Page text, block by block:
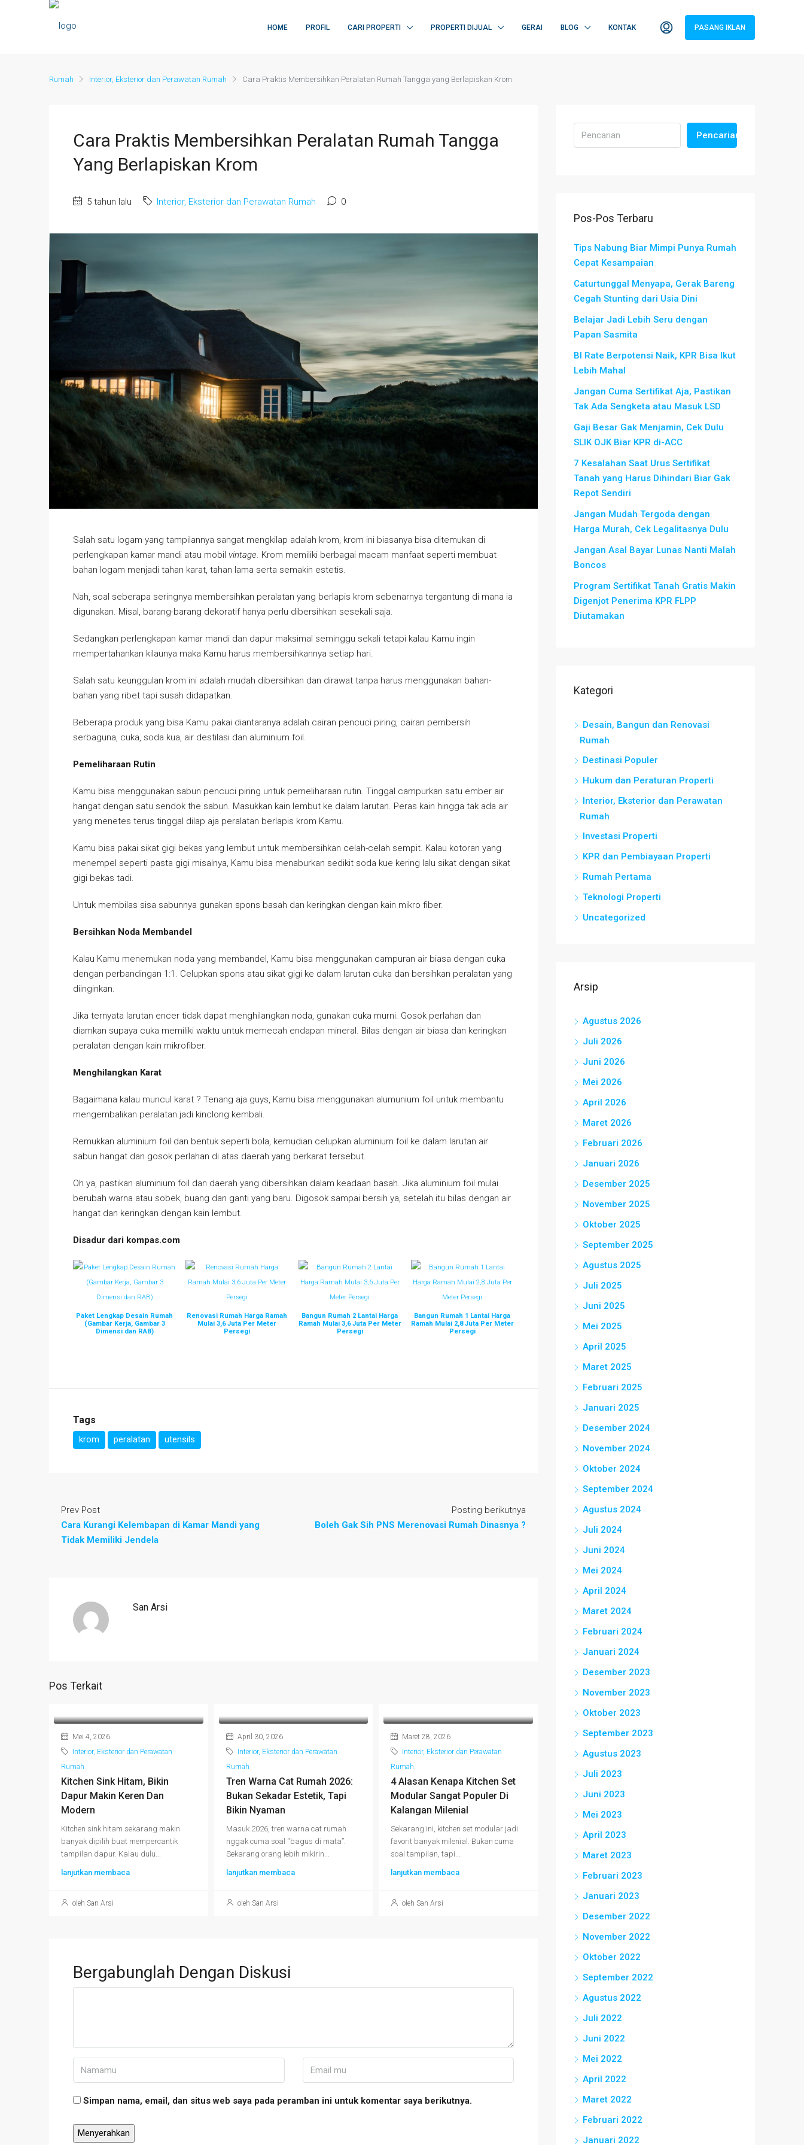
HOME PROFIL CARI PROPERTI PROPERTI DIJUAL GERAI BLOG KONTAK PASANG IKLAN
Rumah Interior, Eksterior dan Perawatan Rumah Cara Praktis Membersihkan Peralatan Rumah Tangga yang Berlapiskan Krom
Cara Praktis Membersihkan Peralatan Rumah Tangga
Yang Berlapiskan Krom
5 tahun lalu Interior, Eksterior dan Perawatan Rumah 0
Salah satu logam yang tampilannya sangat mengkilap adalah krom, krom ini biasanya bisa ditemukan di
perlengkapan kamar mandi atau mobil vintage . Krom memiliki berbagai macam manfaat seperti membuat
bahan logam menjadi tahan karat, tahan lama serta semakin estetis.
Nah, soal seberapa seringnya membersihkan peralatan yang berlapis krom sebenarnya tergantung di mana ia
digunakan. Misal, barang-barang dekoratif hanya perlu dibersihkan sesekali saja.
Sedangkan perlengkapan kamar mandi dan dapur maksimal seminggu sekali tetapi kalau Kamu ingin
mempertahankan kilaunya maka Kamu harus membersihkannya setiap hari.
Salah satu keunggulan krom ini adalah mudah dibersihkan dan dirawat tanpa harus menggunakan bahan-
bahan yang ribet tapi susah didapatkan.
Beberapa produk yang bisa Kamu pakai diantaranya adalah cairan pencuci piring, cairan pembersih
serbaguna, cuka, soda kua, air destilasi dan aluminium foil.
Pemeliharaan Rutin
Kamu bisa menggunakan sabun pencuci piring untuk pemeliharaan rutin. Tinggal campurkan satu ember air
hangat dengan satu sendok the sabun. Masukkan kain lembut ke dalam larutan. Peras kain hingga tak ada air
yang menetes terus tinggal dilap aja peralatan berlapis krom Kamu.
Kamu bisa pakai sikat gigi bekas yang lembut untuk membersihkan celah-celah sempit. Kalau kotoran yang
menempel seperti pasta gigi misalnya, Kamu bisa menaburkan sedikit soda kue kering lalu sikat dengan sikat
gigi bekas tadi.
Untuk membilas sisa sabunnya gunakan spons basah dan keringkan dengan kain mikro fiber.
Bersihkan Noda Membandel
Kalau Kamu menemukan noda yang membandel, Kamu bisa menggunakan campuran air biasa dengan cuka
dengan perbandingan 1:1. Celupkan spons atau sikat gigi ke dalam larutan cuka dan bersihkan peralatan yang
diinginkan.
Jika ternyata larutan encer tidak dapat menghilangkan noda, gunakan cuka murni. Gosok perlahan dan
diamkan supaya cuka memiliki waktu untuk memecah endapan mineral. Bilas dengan air biasa dan keringkan
peralatan dengan kain mikrofiber.
Menghilangkan Karat
Bagaimana kalau muncul karat ? Tenang aja guys, Kamu bisa menggunakan alumunium foil untuk membantu
mengembalikan peralatan jadi kinclong kembali.
Remukkan aluminium foil dan bentuk seperti bola, kemudian celupkan aluminium foil ke dalam larutan air
sabun hangat dan gosok perlahan di atas daerah yang berkarat tersebut.
Oh ya, pastikan aluminium foil dan daerah yang dibersihkan dalam keadaan basah. Jika aluminium foil mulai
berubah warna atau sobek, buang dan ganti yang baru. Digosok sampai bersih ya, setelah itu bilas dengan air
hangat dan keringkan dengan kain lembut.
Disadur dari kompas.com
Paket Lengkap Desain Rumah
(Gambar Kerja, Gambar 3
Dimensi dan RAB)
Renovasi Rumah Harga Ramah
Mulai 3,6 Juta Per Meter
Persegi
Bangun Rumah 2 Lantai Harga
Ramah Mulai 3,6 Juta Per Meter
Persegi
Bangun Rumah 1 Lantai Harga
Ramah Mulai 2,8 Juta Per Meter
Persegi
Tags
krom peralatan utensils
Prev Post
Cara Kurangi Kelembapan di Kamar Mandi yang
Tidak Memiliki Jendela
Posting berikutnya
Boleh Gak Sih PNS Merenovasi Rumah Dinasnya ?
San Arsi
Pos Terkait
Mei 4, 2026
Interior, Eksterior dan Perawatan
Rumah
Kitchen Sink Hitam, Bikin
Dapur Makin Keren Dan
Modern
Kitchen sink hitam sekarang makin
banyak dipilih buat mempercantik
tampilan dapur. Kalau dulu...
lanjutkan membaca
oleh San Arsi
April 30, 2026
Interior, Eksterior dan Perawatan
Rumah
Tren Warna Cat Rumah 2026:
Bukan Sekadar Estetik, Tapi
Bikin Nyaman
Masuk 2026, tren warna cat rumah
nggak cuma soal “bagus di mata”.
Sekarang orang lebih mikirin...
lanjutkan membaca
oleh San Arsi
Maret 28, 2026
Interior, Eksterior dan Perawatan
Rumah
4 Alasan Kenapa Kitchen Set
Modular Sangat Populer Di
Kalangan Milenial
Sekarang ini, kitchen set modular jadi
favorit banyak milenial. Bukan cuma
soal tampilan, tapi...
lanjutkan membaca
oleh San Arsi
Bergabunglah Dengan Diskusi
Simpan nama, email, dan situs web saya pada peramban ini untuk komentar saya berikutnya.
Pencarian
Pos-Pos Terbaru
Tips Nabung Biar Mimpi Punya Rumah
Cepat Kesampaian
Caturtunggal Menyapa, Gerak Bareng
Cegah Stunting dari Usia Dini
Belajar Jadi Lebih Seru dengan
Papan Sasmita
BI Rate Berpotensi Naik, KPR Bisa Ikut
Lebih Mahal
Jangan Cuma Sertifikat Aja, Pastikan
Tak Ada Sengketa atau Masuk LSD
Gaji Besar Gak Menjamin, Cek Dulu
SLIK OJK Biar KPR di-ACC
7 Kesalahan Saat Urus Sertifikat
Tanah yang Harus Dihindari Biar Gak
Repot Sendiri
Jangan Mudah Tergoda dengan
Harga Murah, Cek Legalitasnya Dulu
Jangan Asal Bayar Lunas Nanti Malah
Boncos
Program Sertifikat Tanah Gratis Makin
Digenjot Penerima KPR FLPP
Diutamakan
Kategori
Desain, Bangun dan Renovasi
Rumah
Destinasi Populer
Hukum dan Peraturan Properti
Interior, Eksterior dan Perawatan
Rumah
Investasi Properti
KPR dan Pembiayaan Properti
Rumah Pertama
Teknologi Properti
Uncategorized
Arsip
Agustus 2026
Juli 2026
Juni 2026
Mei 2026
April 2026
Maret 2026
Februari 2026
Januari 2026
Desember 2025
November 2025
Oktober 2025
September 2025
Agustus 2025
Juli 2025
Juni 2025
Mei 2025
April 2025
Maret 2025
Februari 2025
Januari 2025
Desember 2024
November 2024
Oktober 2024
September 2024
Agustus 2024
Juli 2024
Juni 2024
Mei 2024
April 2024
Maret 2024
Februari 2024
Januari 2024
Desember 2023
November 2023
Oktober 2023
September 2023
Agustus 2023
Juli 2023
Juni 2023
Mei 2023
April 2023
Maret 2023
Februari 2023
Januari 2023
Desember 2022
November 2022
Oktober 2022
September 2022
Agustus 2022
Juli 2022
Juni 2022
Mei 2022
April 2022
Maret 2022
Februari 2022
Januari 2022